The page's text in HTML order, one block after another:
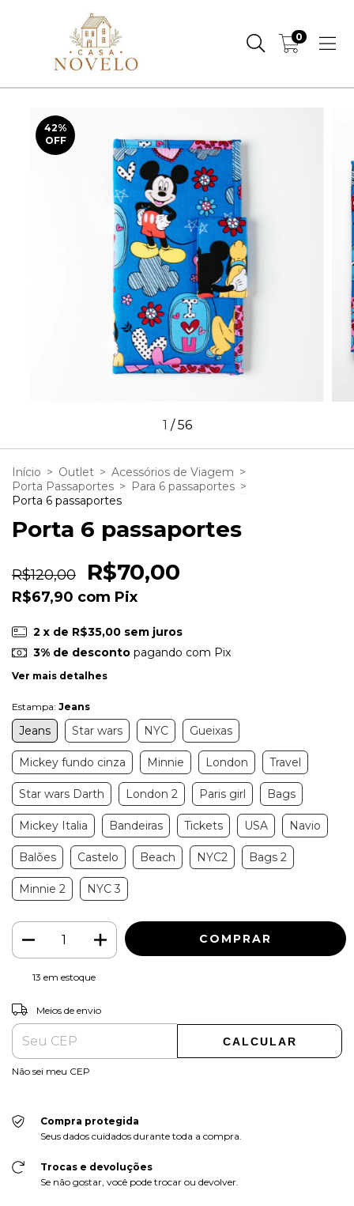
0
42%
OFF
1 /56
Início > Outlet > Acessórios de Viagem >
Porta Passaportes > Para 6 passaportes >
Porta 6 passaportes
Porta 6 passaportes
R$120,00 R$70,00
R$67,90 com Pix
2 x de R$35,00 sem juros
3% de descontopagando com Pix
Ver mais detalhes
Estampa: Jeans
Jeans Star wars NYC Gueixas
Mickey fundo cinza Minnie London Travel
Star wars Darth London 2 Paris girl Bags
Mickey Italia Bandeiras Tickets USA Navio
Balões Castelo Beach NYC2 Bags 2
Minnie 2 NYC 3
13 em estoque
Entregas para o CEP:
Meios de envio
CALCULAR
Não sei meu CEP
Compra protegida
Seus dados cuidados durante toda a compra.
Trocas e devoluções
Se não gostar, você pode trocar ou devolver.